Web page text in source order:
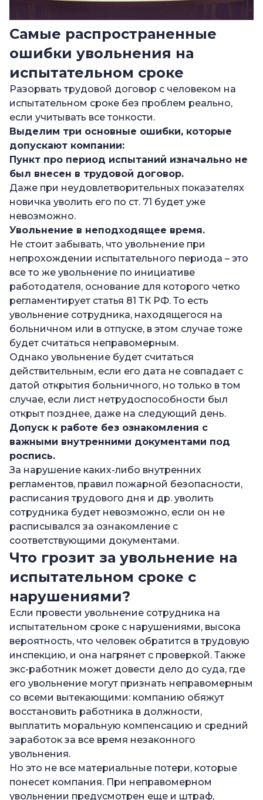
Самые распространенные
ошибки увольнения на
испытательном сроке
Разорвать трудовой договор с человеком на
испытательном сроке без проблем реально,
если учитывать все тонкости.
Выделим три основные ошибки, которые
допускают компании:
Пункт про период испытаний изначально не
был внесен в трудовой договор.
Даже при неудовлетворительных показателях
новичка уволить его по ст. 71 будет уже
невозможно.
Увольнение в неподходящее время.
Не стоит забывать, что увольнение при
непрохождении испытательного периода – это
все то же увольнение по инициативе
работодателя, основание для которого четко
регламентирует статья 81 ТК РФ. То есть
увольнение сотрудника, находящегося на
больничном или в отпуске, в этом случае тоже
будет считаться неправомерным.
Однако увольнение будет считаться
действительным, если его дата не совпадает с
датой открытия больничного, но только в том
случае, если лист нетрудоспособности был
открыт позднее, даже на следующий день.
Допуск к работе без ознакомления с
важными внутренними документами под
роспись.
За нарушение каких-либо внутренних
регламентов, правил пожарной безопасности,
расписания трудового дня и др. уволить
сотрудника будет невозможно, если он не
расписывался за ознакомление с
соответствующими документами.
Что грозит за увольнение на
испытательном сроке с
нарушениями?
Если провести увольнение сотрудника на
испытательном сроке с нарушениями, высока
вероятность, что человек обратится в трудовую
инспекцию, и она нагрянет с проверкой. Также
экс-работник может довести дело до суда, где
его увольнение могут признать неправомерным
со всеми вытекающими: компанию обяжут
восстановить работника в должности,
выплатить моральную компенсацию и средний
заработок за все время незаконного
увольнения.
Но это не все материальные потери, которые
понесет компания. При неправомерном
увольнении предусмотрен еще и штраф,